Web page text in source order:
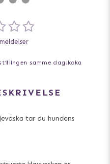
samme dag! kaka
tar du hundens